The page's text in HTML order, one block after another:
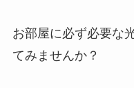
お部屋に必ず必要な
てみませんか？